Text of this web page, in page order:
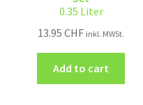
0.35 Liter
13.95CHF inkl. MWSt.
Add to cart